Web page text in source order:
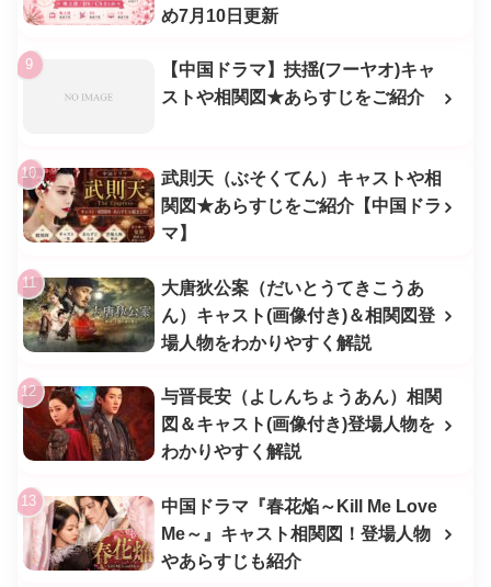
め7月10日更新
【中国ドラマ】扶揺(フーヤオ)キャ
ストや相関図★あらすじをご紹介
武則天（ぶそくてん）キャストや相
関図★あらすじをご紹介【中国ドラ
マ】
大唐狄公案（だいとうてきこうあ
ん）キャスト(画像付き)＆相関図登
場人物をわかりやすく解説
与晋長安（よしんちょうあん）相関
図＆キャスト(画像付き)登場人物を
わかりやすく解説
中国ドラマ『春花焔～Kill Me Love
Me～』キャスト相関図！登場人物
やあらすじも紹介